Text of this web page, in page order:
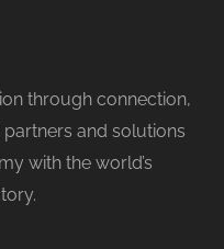
through connection,
and solutions
with the world’s